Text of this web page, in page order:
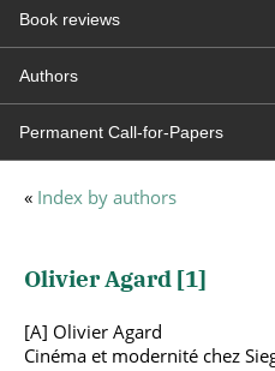
Book reviews
Authors
Permanent Call-for-Papers
« Index by authors
Olivier Agard [1]
[A] Olivier Agard
Cinéma et modernité chez